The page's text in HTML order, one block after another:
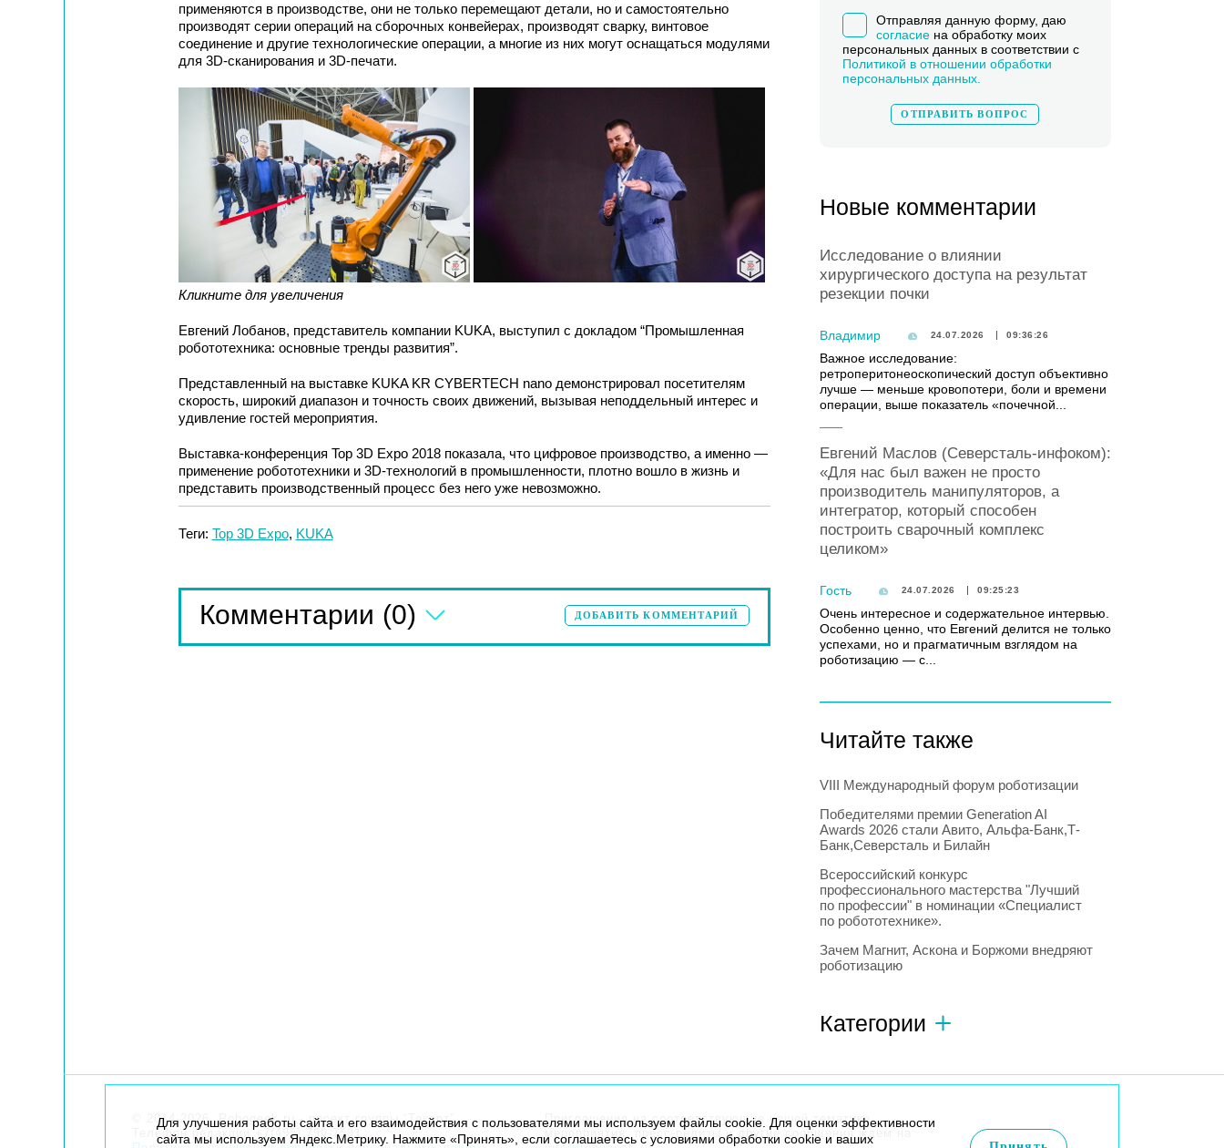
применяются в производстве, они не только перемещают детали, но и самостоятельно
производят серии операций на сборочных конвейерах, производят сварку, винтовое
соединение и другие технологические операции, а многие из них могут оснащаться модулями
для 3D-сканирования и 3D-печати.
Кликните для увеличения
Евгений Лобанов, представитель компании KUKA, выступил с докладом “Промышленная
робототехника: основные тренды развития”.
Представленный на выставке KUKA KR CYBERTECH nano демонстрировал посетителям
скорость, широкий диапазон и точность своих движений, вызывая неподдельный интерес и
удивление гостей мероприятия.
Выставка-конференция Top 3D Expo 2018 показала, что цифровое производство, а именно —
применение робототехники и 3D-технологий в промышленности, плотно вошло в жизнь и
представить производственный процесс без него уже невозможно.
Теги: Top 3D Expo, KUKA
Комментарии (0) ДОБАВИТЬ КОММЕНТАРИЙ
Отправляя данную форму, даю
согласиена обработку моих
персональных данных в соответствии с
Политикой в отношении обработки
персональных данных.
Новые комментарии
Исследование о влиянии
хирургического доступа на результат
резекции почки
Владимир 24.07.2026 09:36:26
Важное исследование:
ретроперитонеоскопический доступ объективно
лучше — меньше кровопотери, боли и времени
операции, выше показатель «почечной...
Евгений Маслов (Северсталь-инфоком):
«Для нас был важен не просто
производитель манипуляторов, а
интегратор, который способен
построить сварочный комплекс
целиком»
Гость 24.07.2026 09:25:23
Очень интересное и содержательное интервью.
Особенно ценно, что Евгений делится не только
успехами, но и прагматичным взглядом на
роботизацию — с...
Читайте также
VIII Международный форум роботизации
Победителями премии Generation AI
Awards 2026 стали Авито, Альфа-Банк,Т-
Банк,Северсталь и Билайн
Всероссийский конкурс
профессионального мастерства "Лучший
по профессии" в номинации «Специалист
по робототехнике».
Зачем Магнит, Аскона и Боржоми внедряют
роботизацию
Категории
Искусственный интеллект 728
© 2014-2026. Robogeek.ru - проект группы “Текарт”.
Телефон редакции+7(495) 790-7591
Приглашения на соответствующие нашей тематике
мероприятия, пресс-релизы и другие сообщения ждем на
Для улучшения работы сайта и его взаимодействия с пользователями мы используем файлы cookie. Для оценки эффективности
сайта мы используем Яндекс.Метрику. Нажмите «Принять», если соглашаетесь с условиями обработки cookie и ваших